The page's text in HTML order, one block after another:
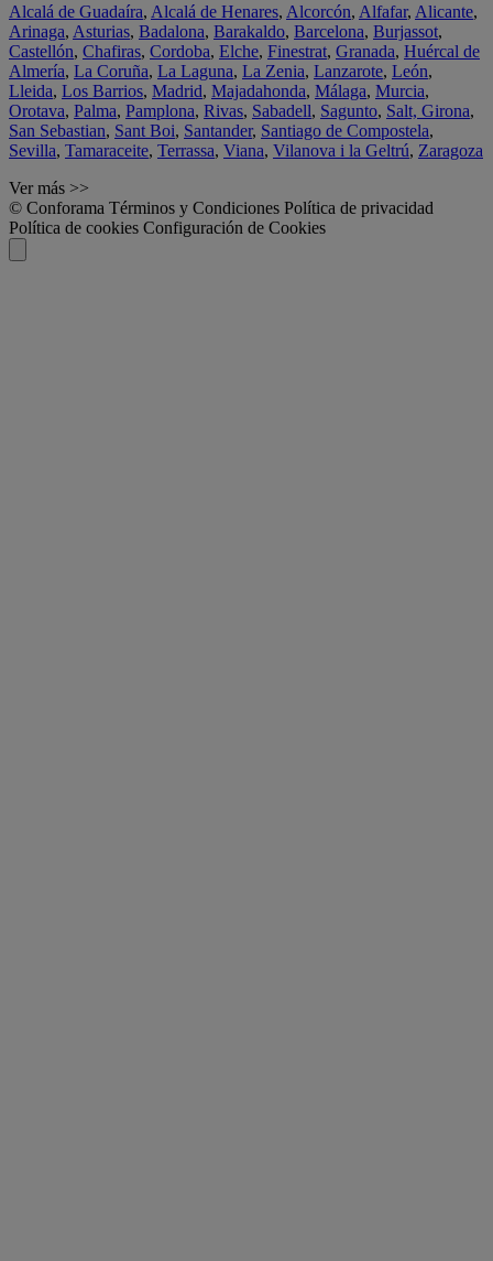
Alcalá de Guadaíra, Alcalá de Henares, Alcorcón, Alfafar, Alicante,
Arinaga, Asturias, Badalona, Barakaldo, Barcelona, Burjassot,
Castellón, Chafiras, Cordoba, Elche, Finestrat, Granada, Huércal de
Almería, La Coruña, La Laguna, La Zenia, Lanzarote, León,
Lleida, Los Barrios, Madrid, Majadahonda, Málaga, Murcia,
Orotava, Palma, Pamplona, Rivas, Sabadell, Sagunto, Salt, Girona,
San Sebastian, Sant Boi, Santander, Santiago de Compostela,
Sevilla, Tamaraceite, Terrassa, Viana, Vilanova i la Geltrú, Zaragoza
Ver más >>
© Conforama Términos y Condiciones Política de privacidad
Política de cookies Configuración de Cookies